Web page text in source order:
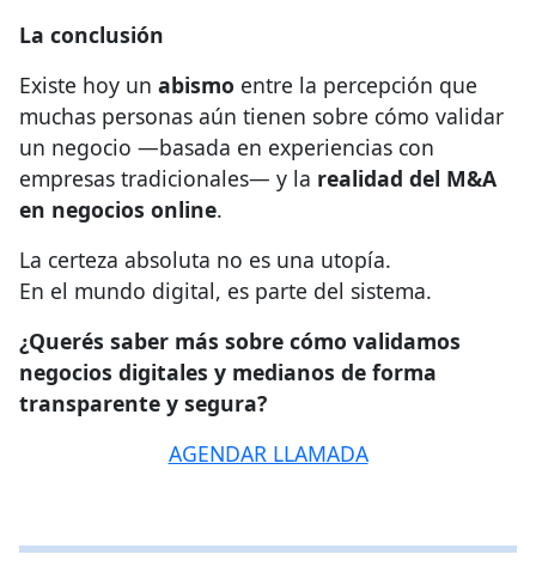
La conclusión
Existe hoy un abismo entre la percepción que
muchas personas aún tienen sobre cómo validar
un negocio —basada en experiencias con
empresas tradicionales— y la realidad del M&A
en negocios online.
La certeza absoluta no es una utopía.
En el mundo digital, es parte del sistema.
¿Querés saber más sobre cómo validamos
negocios digitales y medianos de forma
transparente y segura?
AGENDAR LLAMADA